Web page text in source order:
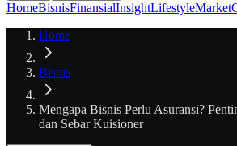
HomeBisnisFinansialInsightLifestyleMarket
Home
Bisnis
Mengapa Bisnis Perlu Asuransi?
dan Sebar Kuisioner